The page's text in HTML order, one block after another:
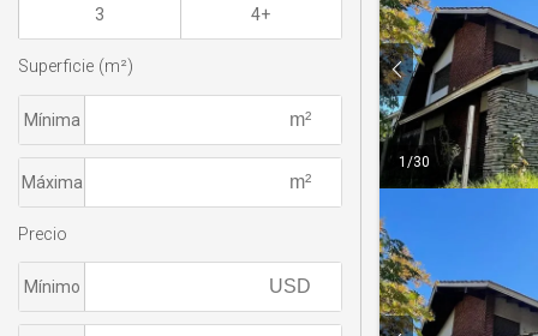
1 /30
3 4+
Superficie (m²)
Mínima
Máxima
Precio
Mínimo